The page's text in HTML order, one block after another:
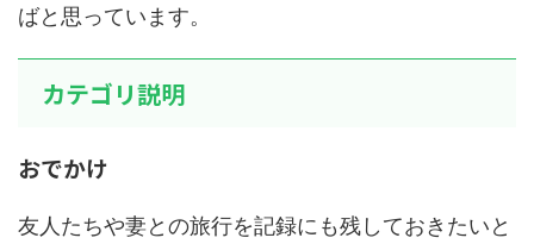
ばと思っています。
カテゴリ説明
おでかけ
友人たちや妻との旅行を記録にも残しておきたいと